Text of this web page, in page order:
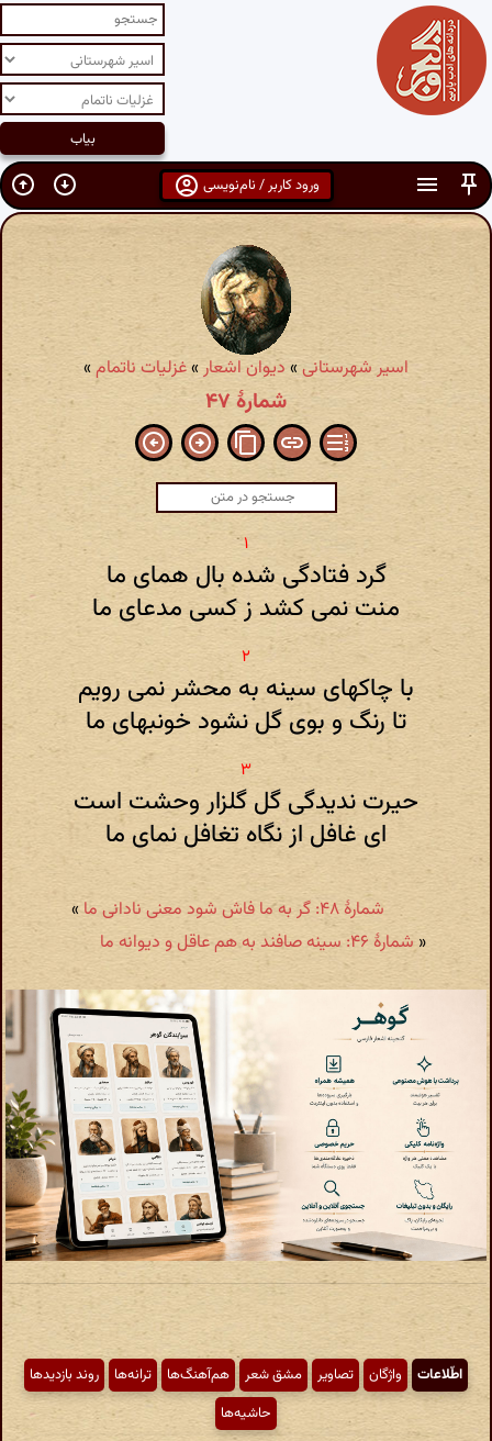
ورود کاربر / نام‌نویسی
اسیر شهرستانی» دیوان اشعار»غزلیات ناتمام»
شمارهٔ ۴۷
گرد فتادگی شده بال همای ما
منت نمی کشد ز کسی مدعای ما
با چاکهای سینه به محشر نمی رویم
تا رنگ و بوی گل نشود خونبهای ما
حیرت ندیدگی گل گلزار وحشت است
ای غافل از نگاه تغافل نمای ما
شمارهٔ ۴۸: گر به ما فاش شود معنی نادانی ما
»
«شمارهٔ ۴۶: سینه صافند به هم عاقل و دیوانه ما
اطّلاعات واژگان تصاویر مشق شعر هم‌آهنگ‌ها ترانه‌ها
روند بازدیدها
حاشیه‌ها